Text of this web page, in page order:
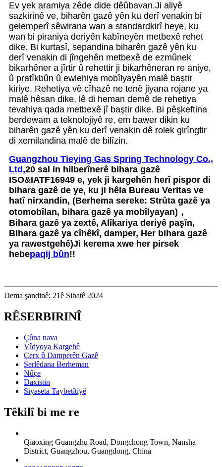
Ev yek aramiya zêde dide dêûbavan.Ji aliyê
sazkirinê ve, biharên gazê yên ku derî venakin bi
gelemperî sêwirana wan a standardkirî heye, ku
wan bi piraniya deriyên kabîneyên metbexê rehet
dike. Bi kurtasî, sepandina biharên gazê yên ku
derî venakin di jîngehên metbexê de ezmûnek
bikarhêner a jîrtir û rehettir ji bikarhêneran re aniye,
û pratîkbûn û ewlehiya mobîlyayên malê baştir
kiriye. Rehetiya vê cîhazê ne tenê jiyana rojane ya
malê hêsan dike, lê di heman demê de rehetiya
tevahiya qada metbexê jî baştir dike. Bi pêşkeftina
berdewam a teknolojiyê re, em bawer dikin ku
biharên gazê yên ku derî venakin dê rolek girîngtir
di xemilandina malê de bilîzin.
Guangzhou Tieying Gas Spring Technology Co.,
Ltd,20 sal in hilberînerê bihara gazê
ISO&IATF16949 e, yek ji kargehên herî pispor di
bihara gazê de ye, ku ji hêla Bureau Veritas ve
hatî nirxandin, (Berhema sereke: Strûta gazê ya
otomobîlan, bihara gazê ya mobîlyayan) ，
Bihara gazê ya zextê, ​​Alîkariya deriyê paşîn,
Bihara gazê ya cîhêkî, damper, Her bihara gazê
ya rawestgehê)Ji kerema xwe her pirsek
hebepaqij bûn!!
Dema şandinê: 21ê Sibatê 2024
RÊSERBIRINÎ
Çûna nava
Vîdyoya Kargehê
Çerx û Damperên Gazê
Serlêdana Berheman
Nûçe
Daxistin
Siyaseta Taybetîtiyê
Têkilî bi me re
Qiaoxing Guangzhu Road, Dongchong Town, Nansha
District, Guangzhou, Guangdong, China